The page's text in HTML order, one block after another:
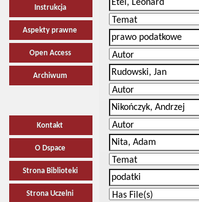
Instrukcja
Aspekty prawne
Open Access
Archiwum
Kontakt
O Dspace
Strona Biblioteki
Strona Uczelni